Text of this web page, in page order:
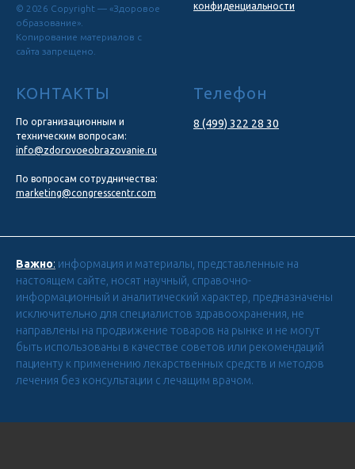
© 2026 Copyright — «Здоровое
образование».
Копирование материалов с
сайта запрещено.
конфиденциальности
КОНТАКТЫ
По организационным и
техническим вопросам:
info@zdorovoeobrazovanie.ru
По вопросам сотрудничества:
marketing@congresscentr.com
Телефон
8 (499) 322 28 30
Важно: информация и материалы, представленные на
настоящем сайте, носят научный, справочно-
информационный и аналитический характер, предназначены
исключительно для специалистов здравоохранения, не
направлены на продвижение товаров на рынке и не могут
быть использованы в качестве советов или рекомендаций
пациенту к применению лекарственных средств и методов
лечения без консультации с лечащим врачом.